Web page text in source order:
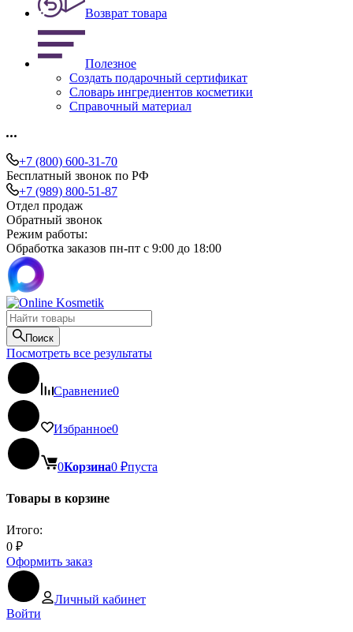
Возврат товара
Полезное
Создать подарочный сертификат
Словарь ингредиентов косметики
Справочный материал
+7 (800) 600-31-70
Бесплатный звонок по РФ
+7 (989) 800-51-87
Отдел продаж
Обратный звонок
Режим работы:
Обработка заказов пн-пт с 9:00 до 18:00
Поиск
Посмотреть все результаты
Сравнение0
Избранное0
0Корзина0 ₽пуста
Товары в корзине
Итого:
0 ₽
Оформить заказ
Личный кабинет
Войти